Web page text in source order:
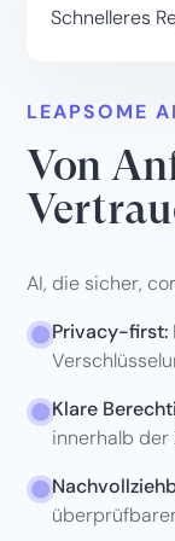
Schnelleres
LEAPSOME AI
Von
AI, die sicher,
Privacy-first:
Klare
innerhalb